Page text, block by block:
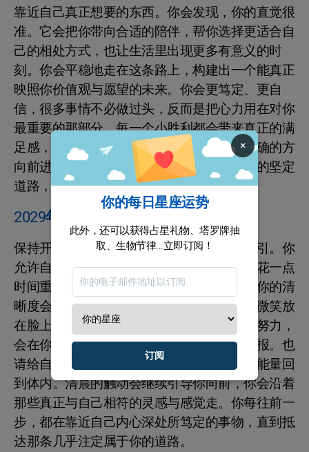
靠近自己真正想要的东西。你会发现，你的直觉很
准。它会把你带向合适的陪伴，帮你选择更适合自
己的相处方式，也让生活里出现更多有意义的时
刻。你会平稳地走在这条路上，构建出一个能真正
映照你价值观与愿望的未来。你会更笃定、更自
信，很多事情不必做过头，反而是把心力用在对你
最重要的那部分。每一个小胜利都会带来真正的满
足感，你会在清醒里确认，自己正在朝着正确的方
向前进。日复一日，你会走出一条独属于你的坚定
道路，把美好的承诺一点点变成现实。
2029年的事业和机遇 射手座
保持开放的心态，留意生活里那些小小的指引。你
允许自己自由切换视角，去体验新的事物。花一点
时间重新聚焦内心，听见更贴近你的声音，你的清
晰度会自然上升。面对挑战时，别忘了先把微笑放
在脸上，用温柔的心态迎接惊喜。你付出的努力，
会在你坚持与不放弃的步伐里慢慢兑现成回报。也
请给自己留一些休息的时间，放松一点，让能量回
到体内。清晨的触动会继续引导你向前，你会沿着
那些真正与自己相符的灵感与感觉走。你每往前一
步，都在靠近自己内心深处所笃定的事物，直到抵
达那条几乎注定属于你的道路。
×
你的每日星座运势
此外，还可以获得占星礼物、塔罗牌抽
取、生物节律...立即订阅！
订阅